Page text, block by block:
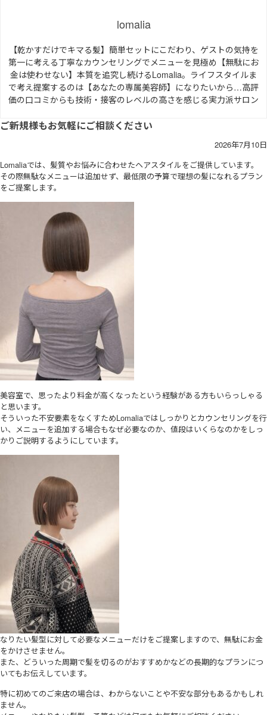
lomalia
【乾かすだけでキマる髪】簡単セットにこだわり、ゲストの気持を
第一に考える丁寧なカウンセリングでメニューを見極め【無駄にお
金は使わせない】本質を追究し続けるLomalia。ライフスタイルま
で考え提案するのは【あなたの専属美容師】になりたいから…高評
価の口コミからも技術・接客のレベルの高さを感じる実力派サロン
ご新規様もお気軽にご相談ください
2026年7月10日
Lomaliaでは、髪質やお悩みに合わせたヘアスタイルをご提供しています。
その際無駄なメニューは追加せず、最低限の予算で理想の髪になれるプラン
をご提案します。
美容室で、思ったより料金が高くなったという経験がある方もいらっしゃる
と思います。
そういった不安要素をなくすためLomaliaではしっかりとカウンセリングを行
い、メニューを追加する場合もなぜ必要なのか、値段はいくらなのかをしっ
かりご説明するようにしています。
なりたい髪型に対して必要なメニューだけをご提案しますので、無駄にお金
をかけさせません。
また、どういった周期で髪を切るのがおすすめかなどの長期的なプランにつ
いてもお伝えしています。
特に初めてのご来店の場合は、わからないことや不安な部分もあるかもしれ
ません。